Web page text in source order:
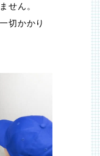
せん。
切かかり